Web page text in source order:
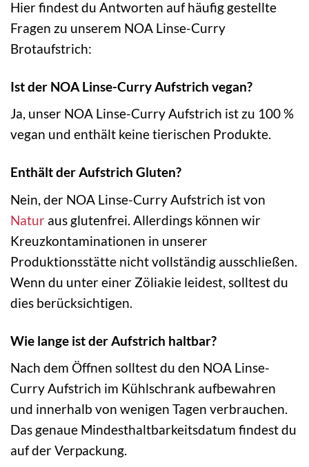
Hier findest du Antworten auf häufig gestellte
Fragen zu unserem NOA Linse-Curry
Brotaufstrich:
Ist der NOA Linse-Curry Aufstrich vegan?
Ja, unser NOA Linse-Curry Aufstrich ist zu 100 %
vegan und enthält keine tierischen Produkte.
Enthält der Aufstrich Gluten?
Nein, der NOA Linse-Curry Aufstrich ist von
Natur aus glutenfrei. Allerdings können wir
Kreuzkontaminationen in unserer
Produktionsstätte nicht vollständig ausschließen.
Wenn du unter einer Zöliakie leidest, solltest du
dies berücksichtigen.
Wie lange ist der Aufstrich haltbar?
Nach dem Öffnen solltest du den NOA Linse-
Curry Aufstrich im Kühlschrank aufbewahren
und innerhalb von wenigen Tagen verbrauchen.
Das genaue Mindesthaltbarkeitsdatum findest du
auf der Verpackung.